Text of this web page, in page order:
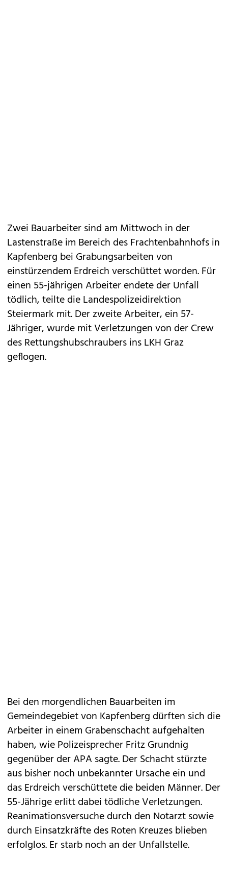
Zwei Bauarbeiter sind am Mittwoch in der
Lastenstraße im Bereich des Frachtenbahnhofs in
Kapfenberg bei Grabungsarbeiten von
einstürzendem Erdreich verschüttet worden. Für
einen 55-jährigen Arbeiter endete der Unfall
tödlich, teilte die Landespolizeidirektion
Steiermark mit. Der zweite Arbeiter, ein 57-
Jähriger, wurde mit Verletzungen von der Crew
des Rettungshubschraubers ins LKH Graz
geflogen.
Bei den morgendlichen Bauarbeiten im
Gemeindegebiet von Kapfenberg dürften sich die
Arbeiter in einem Grabenschacht aufgehalten
haben, wie Polizeisprecher Fritz Grundnig
gegenüber der APA sagte. Der Schacht stürzte
aus bisher noch unbekannter Ursache ein und
das Erdreich verschüttete die beiden Männer. Der
55-Jährige erlitt dabei tödliche Verletzungen.
Reanimationsversuche durch den Notarzt sowie
durch Einsatzkräfte des Roten Kreuzes blieben
erfolglos. Er starb noch an der Unfallstelle.